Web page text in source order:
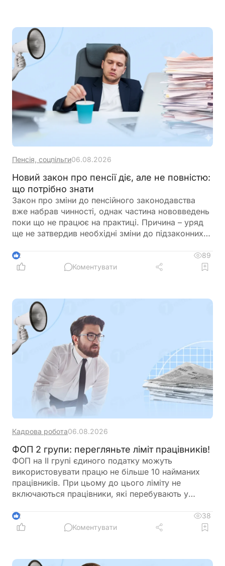
Пенсія, соцпільги06.08.2026
Новий закон про пенсії діє, але не повністю:
що потрібно знати
Закон про зміни до пенсійного законодавства
вже набрав чинності, однак частина нововведень
поки що не працює на практиці. Причина – уряд
ще не затвердив необхідні зміни до підзаконних
нових правил щодо підтвердження страхового
стажу та призначення пенсій
2
89
Коментувати
Кадрова робота06.08.2026
ФОП 2 групи: перегляньте ліміт працівників!
ФОП на ІІ групі єдиного податку можуть
використовувати працю не більше 10 найманих
працівників. При цьому до цього ліміту не
включаються працівники, які перебувають у
відпустці для догляду за дитиною. Перед
оформленням нового працівника варто
2
38
Коментувати